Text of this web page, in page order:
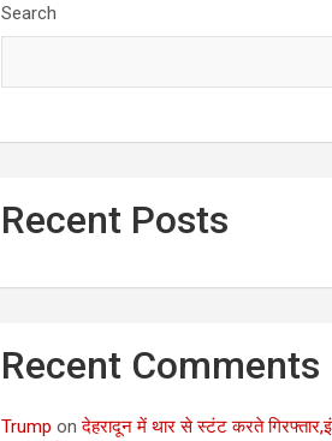
Search
Recent Posts
Recent Comments
Trump onदेहरादून में थार से स्टंट करते